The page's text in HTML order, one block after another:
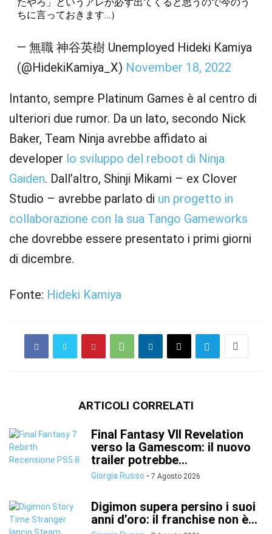
ちに言っておきます…）
— 無職 神谷英樹 Unemployed Hideki Kamiya
(@HidekiKamiya_X) November 18, 2022
Intanto, sempre Platinum Games è al centro di
ulteriori due rumor. Da un lato, secondo Nick
Baker, Team Ninja avrebbe affidato ai
developer lo sviluppo del reboot di Ninja
Gaiden. Dall’altro, Shinji Mikami – ex Clover
Studio – avrebbe parlato di un progetto in
collaborazione con la sua Tango Gameworks
che dovrebbe essere presentato i primi giorni
di dicembre.
Fonte: Hideki Kamiya
ARTICOLI CORRELATI
Final Fantasy VII Revelation
verso la Gamescom: il nuovo
trailer potrebbe...
Giorgia Russo - 7 Agosto 2026
Digimon supera persino i suoi
anni d’oro: il franchise non è...